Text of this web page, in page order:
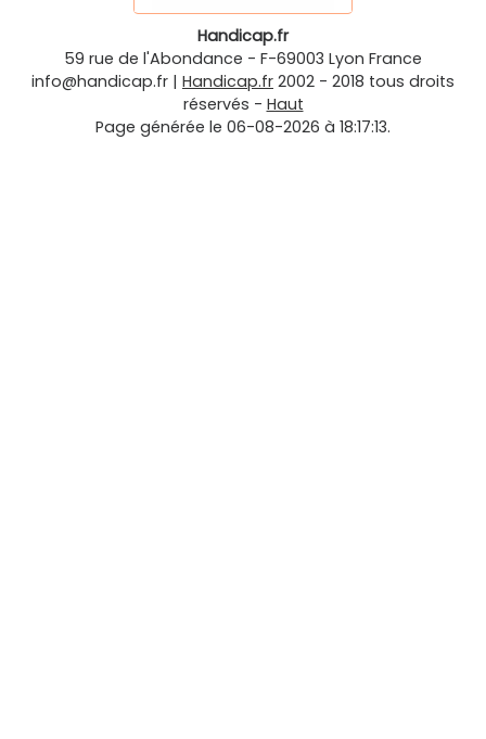
Handicap.fr
59 rue de l'Abondance - F-69003 Lyon France
info@handicap.fr | Handicap.fr 2002 - 2018 tous droits
réservés - Haut
Page générée le 06-08-2026 à 18:17:13.